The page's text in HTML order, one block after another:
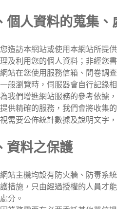
個人資料的蒐集
造訪本網站或使用本網站所提
及利用您的個人資料；非經您
站在您使用服務信箱、問卷調
般瀏覽時，伺服器會自行記錄
我們增進網站服務的參考依據
供精確的服務，我們會將收集
需要公佈統計數據及說明文字
資料之保護
站主機均設有防火牆、防毒系
措施，只由經過授權的人員才
分。